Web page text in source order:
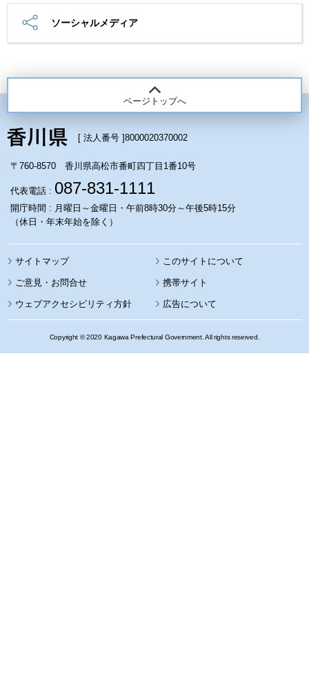
ソーシャルメディア
ページトップへ
[ 法人番号 ]8000020370002
〒760-8570 香川県高松市番町四丁目1番10号
代表電話 : 087-831-1111
開庁時間 : 月曜日～金曜日・午前8時30分～午後5時15分
（休日・年末年始を除く）
サイトマップ このサイトについて
携帯サイト
ウェブアクセシビリティ方針 広告について
Copyright © 2020 Kagawa Prefectural Government. All rights reserved.